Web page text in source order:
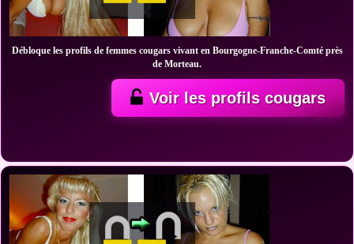
Débloque les profils de femmes cougars vivant en Bourgogne-Franche-Comté près
de Morteau.
Voir les profils cougars